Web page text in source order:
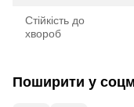
Стійкість до
хвороб
Поширити у